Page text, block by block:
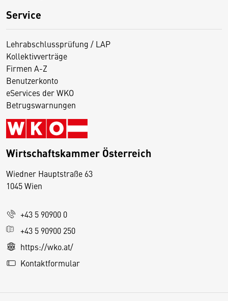
Service
Lehrabschlussprüfung / LAP
Kollektivverträge
Firmen A-Z
Benutzerkonto
eServices der WKO
Betrugswarnungen
Wirtschaftskammer Österreich
Wiedner Hauptstraße 63
1045 Wien
+43 5 90900 0
+43 5 90900 250
https://wko.at/
Kontaktformular
D
s
e
S
e